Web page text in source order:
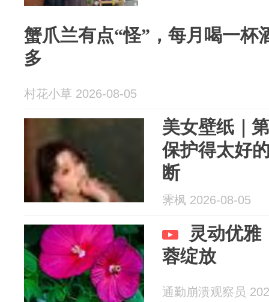
蟹爪兰有点“怪”，每月喝一杯
多
村花小草 2026-08-05
美女壁纸｜
保护得太好
断
霁枫 2026-08-05
灵动优雅
蓉绽放
通勤崩溃观察员